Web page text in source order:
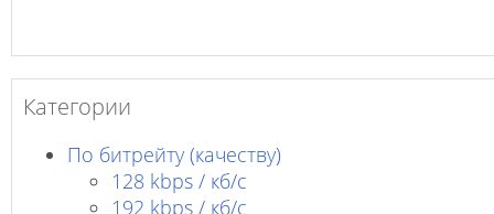
Категории
По битрейту (качеству)
128 kbps / кб/c
192 kbps / кб/c